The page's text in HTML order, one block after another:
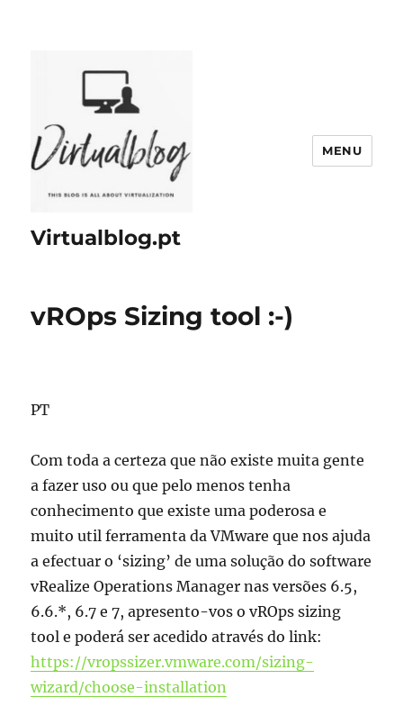
Virtualblog.pt
MENU
vROps Sizing tool :-)
PT
Com toda a certeza que não existe muita gente
a fazer uso ou que pelo menos tenha
conhecimento que existe uma poderosa e
muito util ferramenta da VMware que nos ajuda
a efectuar o ‘sizing’ de uma solução do software
vRealize Operations Manager nas versões 6.5,
6.6.*, 6.7 e 7, apresento-vos o vROps sizing
tool e poderá ser acedido através do link:
https://vropssizer.vmware.com/sizing-
wizard/choose-installation